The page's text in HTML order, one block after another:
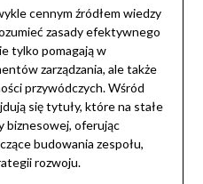
cennym źródłem wiedzy
zasady efektywnego
tylko pomagają w
zarządzania, ale także
przywódczych. Wśród
się tytuły, które na stałe
biznesowej, oferując
budowania zespołu,
rozwoju.